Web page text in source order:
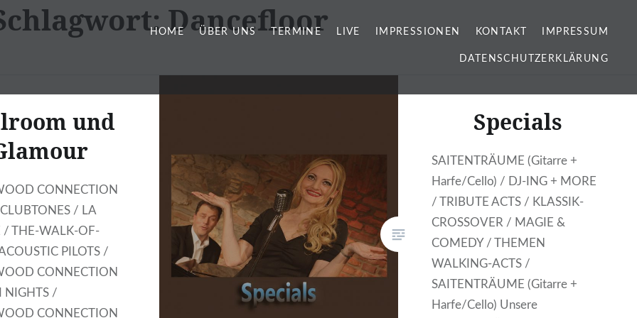
HOME ÜBER UNS TERMINE LIVE IMPRESSIONEN KONTAKT IMPRESSUM
DATENSCHUTZERKLÄRUNG
Dancefloor
und
CONNECTION
/ LA
/ THE-WALK-OF-
PILOTS /
CONNECTION
NIGHTS /
CONNECTION
Specials
SAITENTRÄUME (Gitarre +
Harfe/Cello) / DJ-ING + MORE
/ TRIBUTE ACTS / KLASSIK-
CROSSOVER / MAGIE &
COMEDY / THEMEN
WALKING-ACTS /
SAITENTRÄUME (Gitarre +
Harfe/Cello) Unsere